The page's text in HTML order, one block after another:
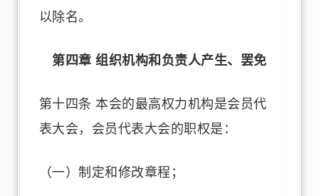
以除名。
第四章 组织机构和负责人产生、罢免
第十四条 本会的最高权力机构是会员代
表大会，会员代表大会的职权是：
（一）制定和修改章程；